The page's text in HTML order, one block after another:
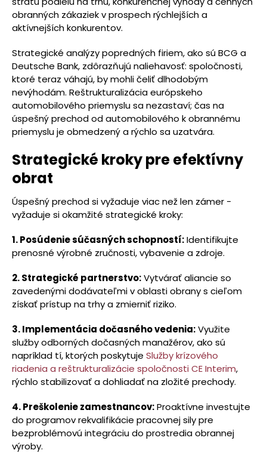
obranných zákaziek v prospech rýchlejších a
aktívnejších konkurentov.
Strategické analýzy popredných firiem, ako sú BCG a
Deutsche Bank, zdôrazňujú naliehavosť: spoločnosti,
ktoré teraz váhajú, by mohli čeliť dlhodobým
nevýhodám. Reštrukturalizácia európskeho
automobilového priemyslu sa nezastaví; čas na
úspešný prechod od automobilového k obrannému
priemyslu je obmedzený a rýchlo sa uzatvára.
Strategické kroky pre efektívny
obrat
Úspešný prechod si vyžaduje viac než len zámer -
vyžaduje si okamžité strategické kroky:
1. Posúdenie súčasných schopností:Identifikujte
prenosné výrobné zručnosti, vybavenie a zdroje.
2. Strategické partnerstvo:Vytvárať aliancie so
zavedenými dodávateľmi v oblasti obrany s cieľom
získať prístup na trhy a zmierniť riziko.
3. Implementácia dočasného vedenia:Využite
služby odborných dočasných manažérov, ako sú
napríklad tí, ktorých poskytuje Služby krízového
riadenia a reštrukturalizácie spoločnosti CE Interim,
rýchlo stabilizovať a dohliadať na zložité prechody.
4. Preškolenie zamestnancov:Proaktívne investujte
do programov rekvalifikácie pracovnej sily pre
bezproblémovú integráciu do prostredia obrannej
výroby.